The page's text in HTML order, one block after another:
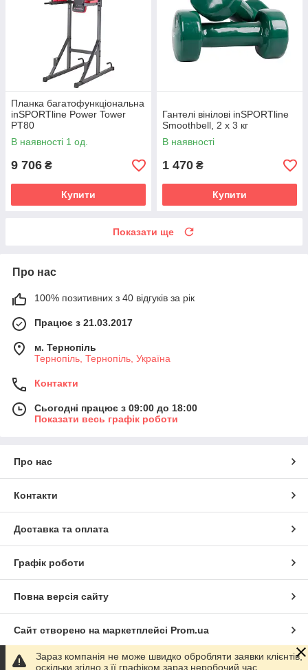
Планка багатофункціональна
inSPORTline Power Tower
PT80
В наявності 1 од.
9 706 ₴
Купити
Гантелі вінілові inSPORTline
Smoothbell, 2 x 3 кг
В наявності
1 470 ₴
Купити
Показати ще
Про нас
100% позитивних з 40 відгуків за рік
Працює з 21.03.2017
м. Тернопіль
Тернопіль, Тернопіль, Україна
Контакти
Сьогодні працює з 09:00 до 18:00
Показати весь графік роботи
Про нас
Контакти
Доставка та оплата
Графік роботи
Повна версія сайту
Сайт створено на маркетплейсі Prom.ua
Політика конфіденційності
Зараз компанія не може швидко обробляти заявки клієнтів,
оскільки згідно з її графіком зараз неробочий час.